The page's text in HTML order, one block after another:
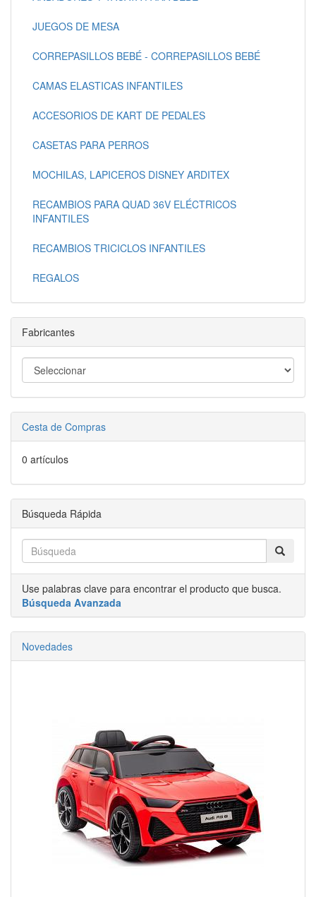
JUEGOS DE MESA
CORREPASILLOS BEBÉ - CORREPASILLOS BEBÉ
CAMAS ELASTICAS INFANTILES
ACCESORIOS DE KART DE PEDALES
CASETAS PARA PERROS
MOCHILAS, LAPICEROS DISNEY ARDITEX
RECAMBIOS PARA QUAD 36V ELÉCTRICOS
INFANTILES
RECAMBIOS TRICICLOS INFANTILES
REGALOS
Fabricantes
Cesta de Compras
0 artículos
Búsqueda Rápida
Use palabras clave para encontrar el producto que busca.
Búsqueda Avanzada
Novedades